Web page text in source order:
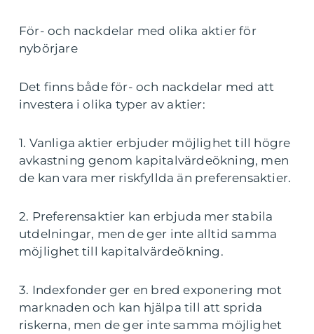
För- och nackdelar med olika aktier för
nybörjare
Det finns både för- och nackdelar med att
investera i olika typer av aktier:
1. Vanliga aktier erbjuder möjlighet till högre
avkastning genom kapitalvärdeökning, men
de kan vara mer riskfyllda än preferensaktier.
2. Preferensaktier kan erbjuda mer stabila
utdelningar, men de ger inte alltid samma
möjlighet till kapitalvärdeökning.
3. Indexfonder ger en bred exponering mot
marknaden och kan hjälpa till att sprida
riskerna, men de ger inte samma möjlighet